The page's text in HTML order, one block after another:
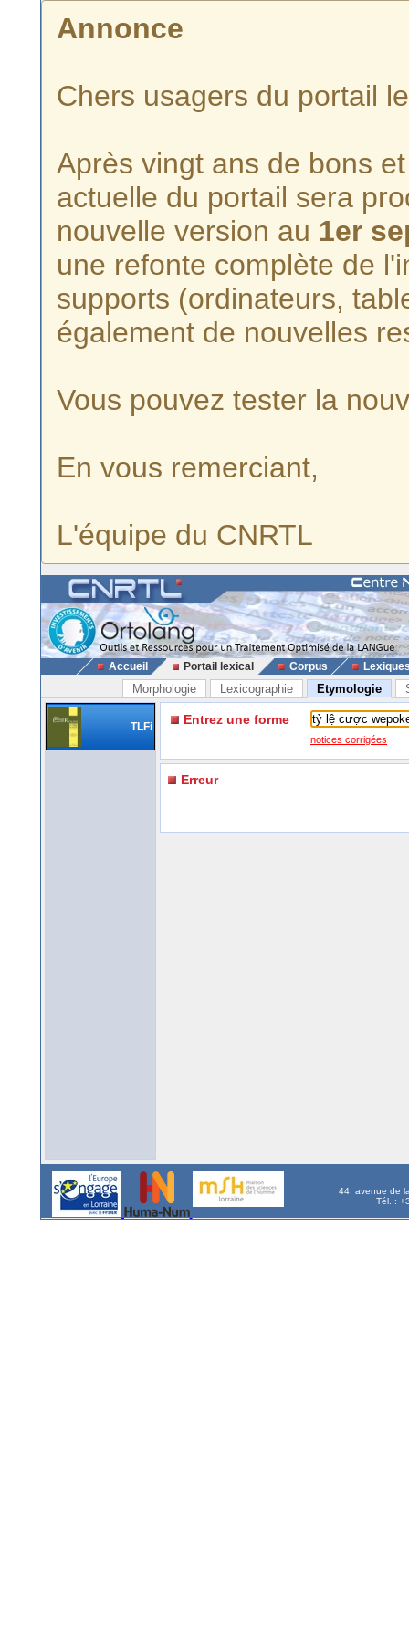
Annonce
Chers usagers du portail
Après vingt ans de bons
actuelle du portail sera
nouvelle version au 1er
une refonte complète de
supports (ordinateurs,
également de nouvelles
Vous pouvez tester la
En vous remerciant,
L'équipe du CNRTL
Accueil Portail lexical Corpus
Morphologie Lexicographie Etymologie
TLFi Entrez une forme
notices corrigées
Erreur
44, avenue de
Tél. :